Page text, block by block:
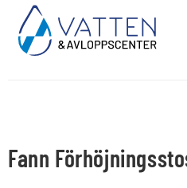
Fann